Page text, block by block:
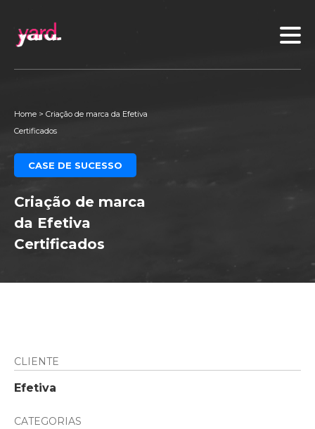
Home > Criação de marca da Efetiva
Certificados
CASE DE SUCESSO
Criação de marca
da Efetiva
Certificados
CLIENTE
Efetiva
CATEGORIAS